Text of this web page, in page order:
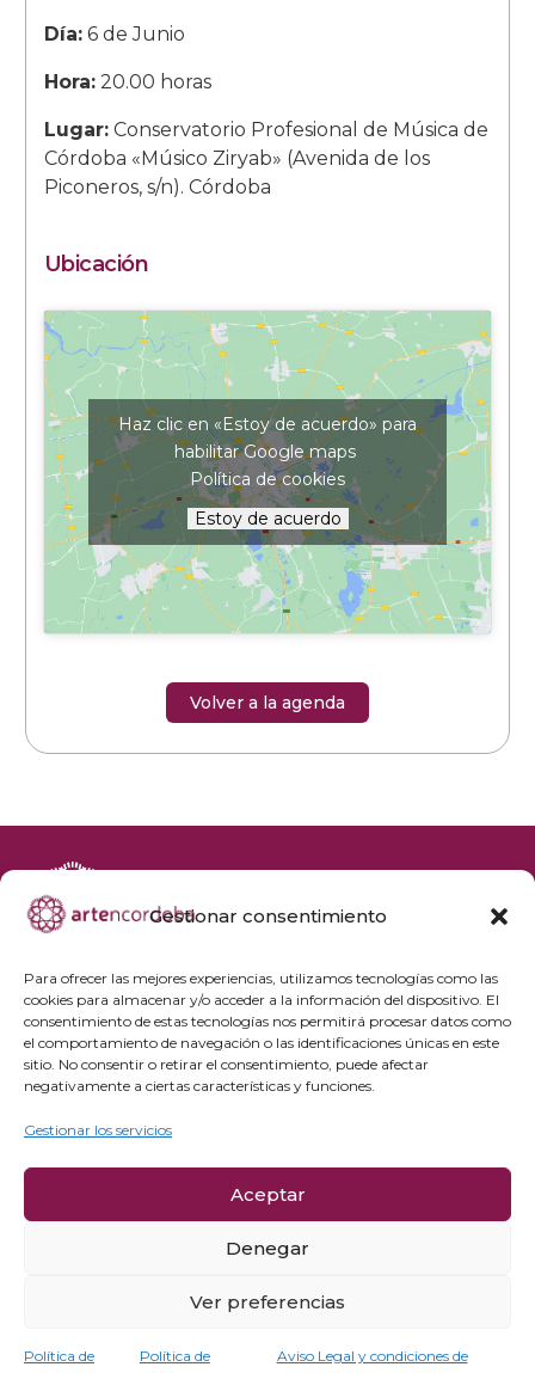
Gestionar consentimiento
Para ofrecer las mejores experiencias, utilizamos tecnologías como las
cookies para almacenar y/o acceder a la información del dispositivo. El
consentimiento de estas tecnologías nos permitirá procesar datos como
el comportamiento de navegación o las identificaciones únicas en este
sitio. No consentir o retirar el consentimiento, puede afectar
negativamente a ciertas características y funciones.
Gestionar los servicios
Aceptar
Denegar
Ver preferencias
Política de Política de Aviso Legal y condiciones de
Día:6 de Junio
Hora:20.00 horas
Lugar:Conservatorio Profesional de Música de
Córdoba «Músico Ziryab» (Avenida de los
Piconeros, s/n). Córdoba
Ubicación
Haz clic en «Estoy de acuerdo» para
habilitar Google maps
Política de cookies
Estoy de acuerdo
Volver a la agenda
Agenda cultural
Preguntas frecuentes
Grupos privados
Política de privacidad
Política de cookies